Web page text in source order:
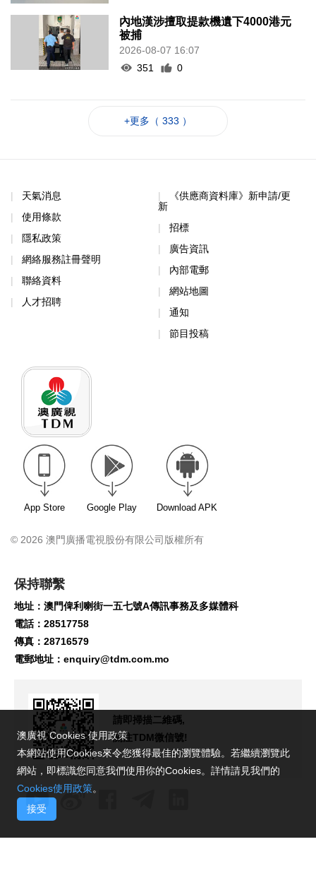
內地漢涉擅取提款機遺下4000港元
被捕
2026-08-07 16:07
351
0
+更多（ 333 ）
天氣消息
使用條款
隱私政策
網絡服務註冊聲明
聯絡資料
人才招聘
《供應商資料庫》新申請/更
新
招標
廣告資訊
內部電郵
網站地圖
通知
節目投稿
App Store Google Play Download APK
© 2026 澳門廣播電視股份有限公司版權所有
保持聯繫
地址：澳門俾利喇街一五七號A傳訊事務及多媒體科
電話：28517758
傳真：28716579
電郵地址： enquiry@tdm.com.mo
請即掃描二維碼,
關注TDM微信號!
澳廣視 Cookies 使用政策
本網站使用Cookies來令您獲得最佳的瀏覽體驗。若繼續瀏覽此
網站，即標識您同意我們使用你的Cookies。詳情請見我們的
Cookies使用政策。
接受